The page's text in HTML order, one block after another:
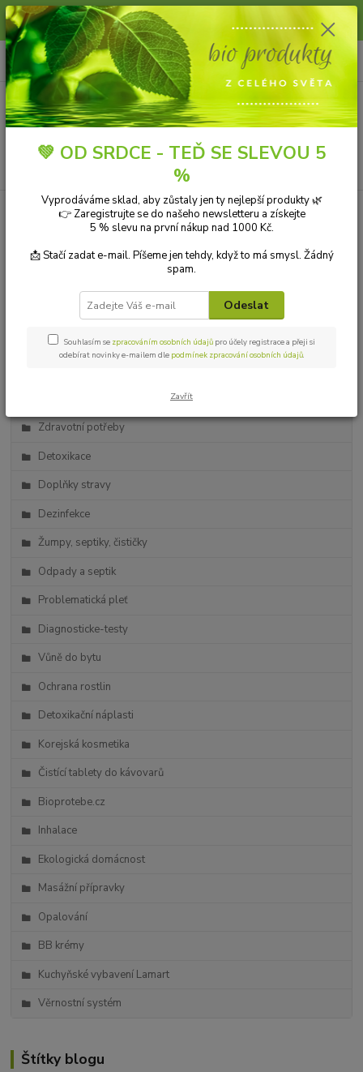
Slunce, koupání a horko dávají vlasům zabrat. Dopřejte jim šetrnou péči s
přírodní vlasovou kosmetikou.
Menu
CZK
+420 606 912 887
9-18:00 hod.
0 ks
za 0,00 Kč
Kategorie blogu
Přírodní kosmetika
Přírodní aromaterapie
Bio drogerie
Zdravotní potřeby
Detoxikace
Doplňky stravy
Dezinfekce
Žumpy, septiky, čističky
Odpady a septik
Problematická pleť
Diagnosticke-testy
Vůně do bytu
Ochrana rostlin
Detoxikační náplasti
Korejská kosmetika
Čistící tablety do kávovarů
Bioprotebe.cz
Inhalace
Ekologická domácnost
Masážní přípravky
Opalování
BB krémy
Kuchyňské vybavení Lamart
Věrnostní systém
Štítky blogu
💚 OD SRDCE - TEĎ SE SLEVOU 5
%
Vyprodáváme sklad, aby zůstaly jen ty nejlepší produkty 🌿
👉 Zaregistrujte se do našeho newsletteru a získejte
5 % slevu na první nákup nad 1000 Kč.
📩 Stačí zadat e-mail. Píšeme jen tehdy, když to má smysl. Žádný
spam.
Odeslat
Souhlasím se zpracováním osobních údajů pro účely registrace a přeji si
odebírat novinky e-mailem dle podmínek zpracování osobních údajů.
Zavřít